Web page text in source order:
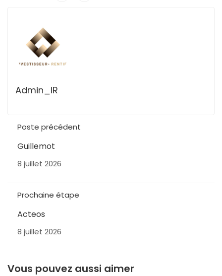
Admin_IR
Poste précédent
Guillemot
8 juillet 2026
Prochaine étape
Acteos
8 juillet 2026
Vous pouvez aussi aimer